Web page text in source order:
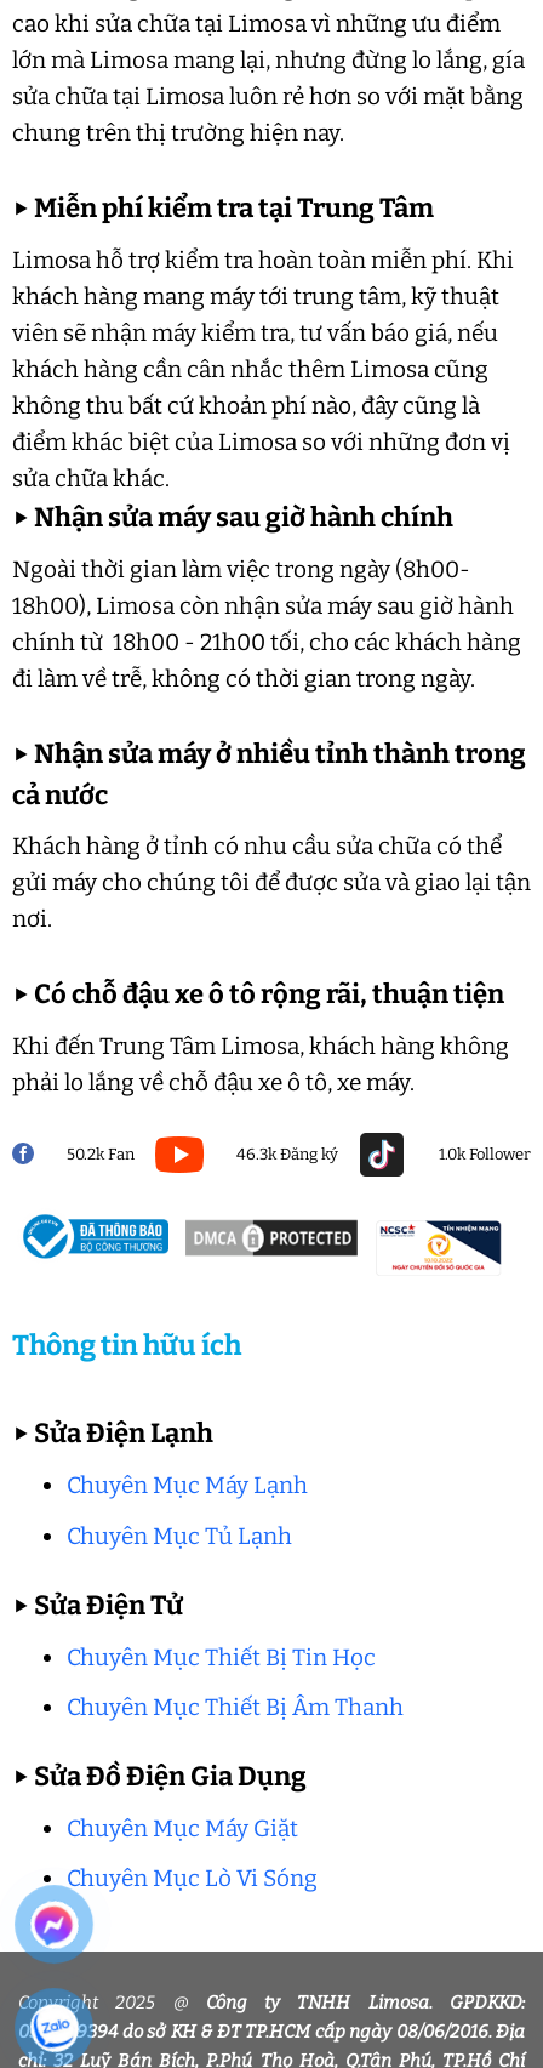
cao khi sửa chữa tại Limosa vì những ưu điểm
lớn mà Limosa mang lại, nhưng đừng lo lắng, gía
sửa chữa tại Limosa luôn rẻ hơn so với mặt bằng
chung trên thị trường hiện nay.
▶Miễn phí kiểm tra tại Trung Tâm
Limosa hỗ trợ kiểm tra hoàn toàn miễn phí. Khi
khách hàng mang máy tới trung tâm, kỹ thuật
viên sẽ nhận máy kiểm tra, tư vấn báo giá, nếu
khách hàng cần cân nhắc thêm Limosa cũng
không thu bất cứ khoản phí nào, đây cũng là
điểm khác biệt của Limosa so với những đơn vị
sửa chữa khác.
▶Nhận sửa máy sau giờ hành chính
Ngoài thời gian làm việc trong ngày (8h00-
18h00), Limosa còn nhận sửa máy sau giờ hành
chính từ 18h00 - 21h00 tối, cho các khách hàng
đi làm về trễ, không có thời gian trong ngày.
▶Nhận sửa máy ở nhiều tỉnh thành trong
cả nước
Khách hàng ở tỉnh có nhu cầu sửa chữa có thể
gửi máy cho chúng tôi để được sửa và giao lại tận
nơi.
▶ Có chỗ đậu xe ô tô rộng rãi, thuận tiện
Khi đến Trung Tâm Limosa, khách hàng không
phải lo lắng về chỗ đậu xe ô tô, xe máy.
50.2k Fan 46.3k Đăng ký 1.0k Follower
Thông tin hữu ích
▶ Sửa Điện Lạnh
Chuyên Mục Máy Lạnh
Chuyên Mục Tủ Lạnh
▶ Sửa Điện Tử
Chuyên Mục Thiết Bị Tin Học
Chuyên Mục Thiết Bị Âm Thanh
▶ Sửa Đồ Điện Gia Dụng
Chuyên Mục Máy Giặt
Chuyên Mục Lò Vi Sóng
Copyright 2025 @ Công ty TNHH Limosa. GPDKKD:
0318339394 do sở KH & ĐT TP.HCM cấp ngày 08/06/2016. Địa
chỉ: 32 Luỹ Bán Bích, P.Phú Thọ Hoà, Q.Tân Phú, TP.Hồ Chí